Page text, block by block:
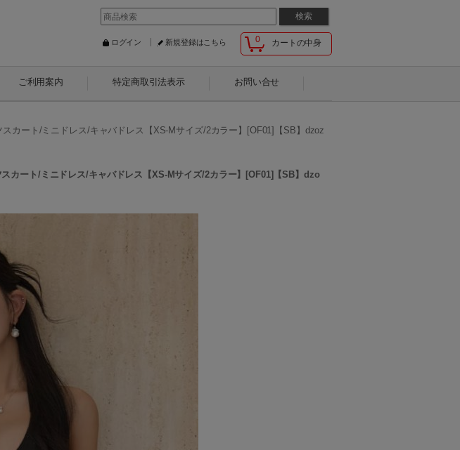
0 カートの中身
ログイン 新規登録はこちら
ご利用案内 特定商取引法表示 お問い合せ
カート/ミニドレス/キャバドレス【XS-Mサイズ/2カラー】[OF01]【SB】dzoz
カート/ミニドレス/キャバドレス【XS-Mサイズ/2カラー】[OF01]【SB】dzo